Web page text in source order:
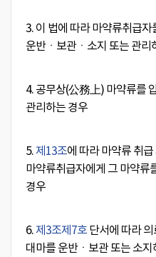
3. 이 법에 따라 마약류취급
운반ㆍ보관ㆍ소지 또는 관리
4. 공무상(公務上) 마약류를
관리하는 경우
5.제13조에 따라 마약류 취급
마약류취급자에게 그 마약류
경우
6.제3조제7호 단서에 따라
대마를 운반ㆍ보관 또는 소지